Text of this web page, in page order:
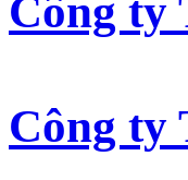
Công ty
Công ty